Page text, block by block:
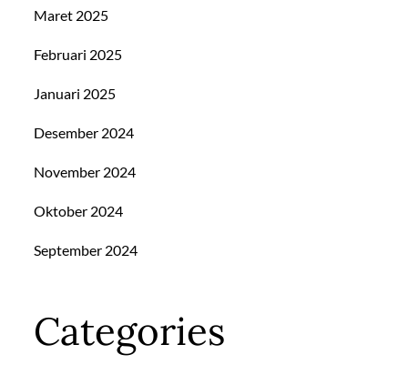
Maret 2025
Februari 2025
Januari 2025
Desember 2024
November 2024
Oktober 2024
September 2024
Categories